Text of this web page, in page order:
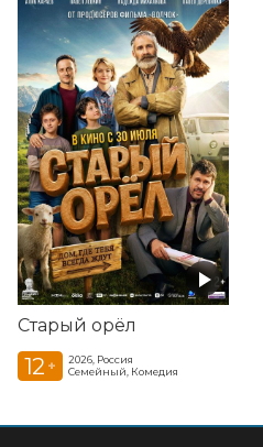
Старый орёл
12 +
2026, Россия
Семейный, Комедия